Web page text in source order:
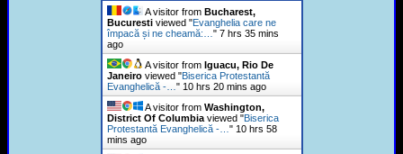
A visitor from Bucharest,
Bucurestiviewed "Evanghelia care ne
împacă și ne cheamă:… " 7 hrs 35 mins
ago
A visitor from Iguacu, Rio De
Janeiroviewed "Biserica Protestantă
Evanghelică -… " 10 hrs 20 mins ago
A visitor from Washington,
District Of Columbiaviewed "Biserica
Protestantă Evanghelică -… " 10 hrs 58
mins ago